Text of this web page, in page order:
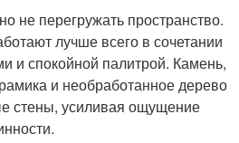
не перегружать пространство.
лучше всего в сочетании
и спокойной палитрой. Камень,
и необработанное дерево
стены, усиливая ощущение